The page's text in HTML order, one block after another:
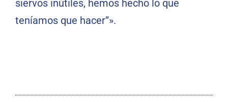
siervos inútiles, hemos hecho lo que
teníamos que hacer”».